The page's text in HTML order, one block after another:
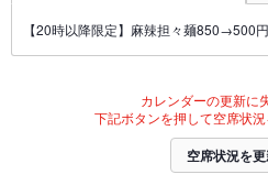
【20時以降限定】麻辣担々麺850→500円
カレンダーの更新に
下記ボタンを押して空席状況
空席状況を